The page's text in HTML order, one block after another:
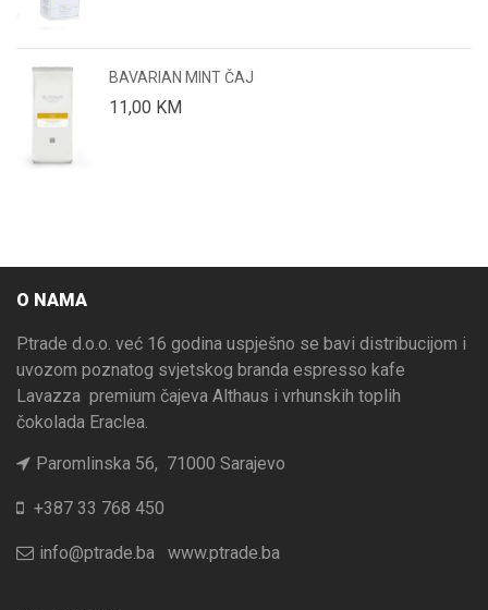
BAVARIAN MINT ČAJ
11,00 KM
O NAMA
P.trade d.o.o. već 16 godina uspješno se bavi distribucijom i
uvozom poznatog svjetskog branda espresso kafe
Lavazza premium čajeva Althaus i vrhunskih toplih
čokolada Eraclea.
Paromlinska 56, 71000 Sarajevo
+387 33 768 450
info@ptrade.ba www.ptrade.ba